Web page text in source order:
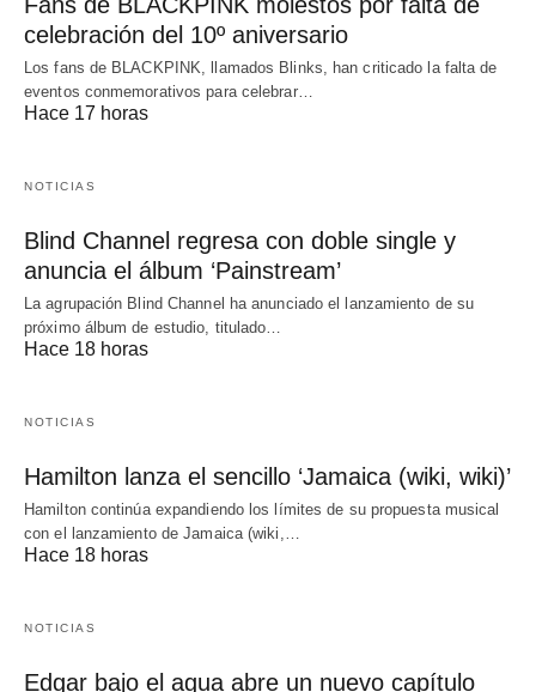
celebración del 10º aniversario
Los fans de BLACKPINK, llamados Blinks, han criticado la falta de
eventos conmemorativos para celebrar…
Hace 17 horas
NOTICIAS
Blind Channel regresa con doble single y
anuncia el álbum ‘Painstream’
La agrupación Blind Channel ha anunciado el lanzamiento de su
próximo álbum de estudio, titulado…
Hace 18 horas
NOTICIAS
Hamilton lanza el sencillo ‘Jamaica (wiki, wiki)’
Hamilton continúa expandiendo los límites de su propuesta musical
con el lanzamiento de Jamaica (wiki,…
Hace 18 horas
NOTICIAS
Edgar bajo el agua abre un nuevo capítulo